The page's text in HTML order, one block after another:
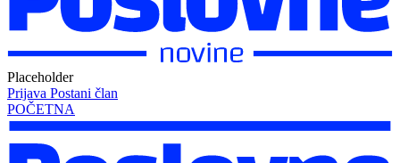
Placeholder
Prijava Postani član
POČETNA